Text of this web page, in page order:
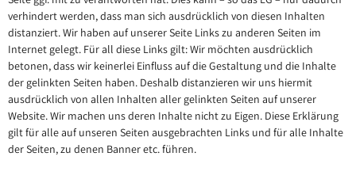
verhindert werden, dass man sich ausdrücklich von diesen Inhalten
distanziert. Wir haben auf unserer Seite Links zu anderen Seiten im
Internet gelegt. Für all diese Links gilt: Wir möchten ausdrücklich
betonen, dass wir keinerlei Einfluss auf die Gestaltung und die Inhalte
der gelinkten Seiten haben. Deshalb distanzieren wir uns hiermit
ausdrücklich von allen Inhalten aller gelinkten Seiten auf unserer
Website. Wir machen uns deren Inhalte nicht zu Eigen. Diese Erklärung
gilt für alle auf unseren Seiten ausgebrachten Links und für alle Inhalte
der Seiten, zu denen Banner etc. führen.